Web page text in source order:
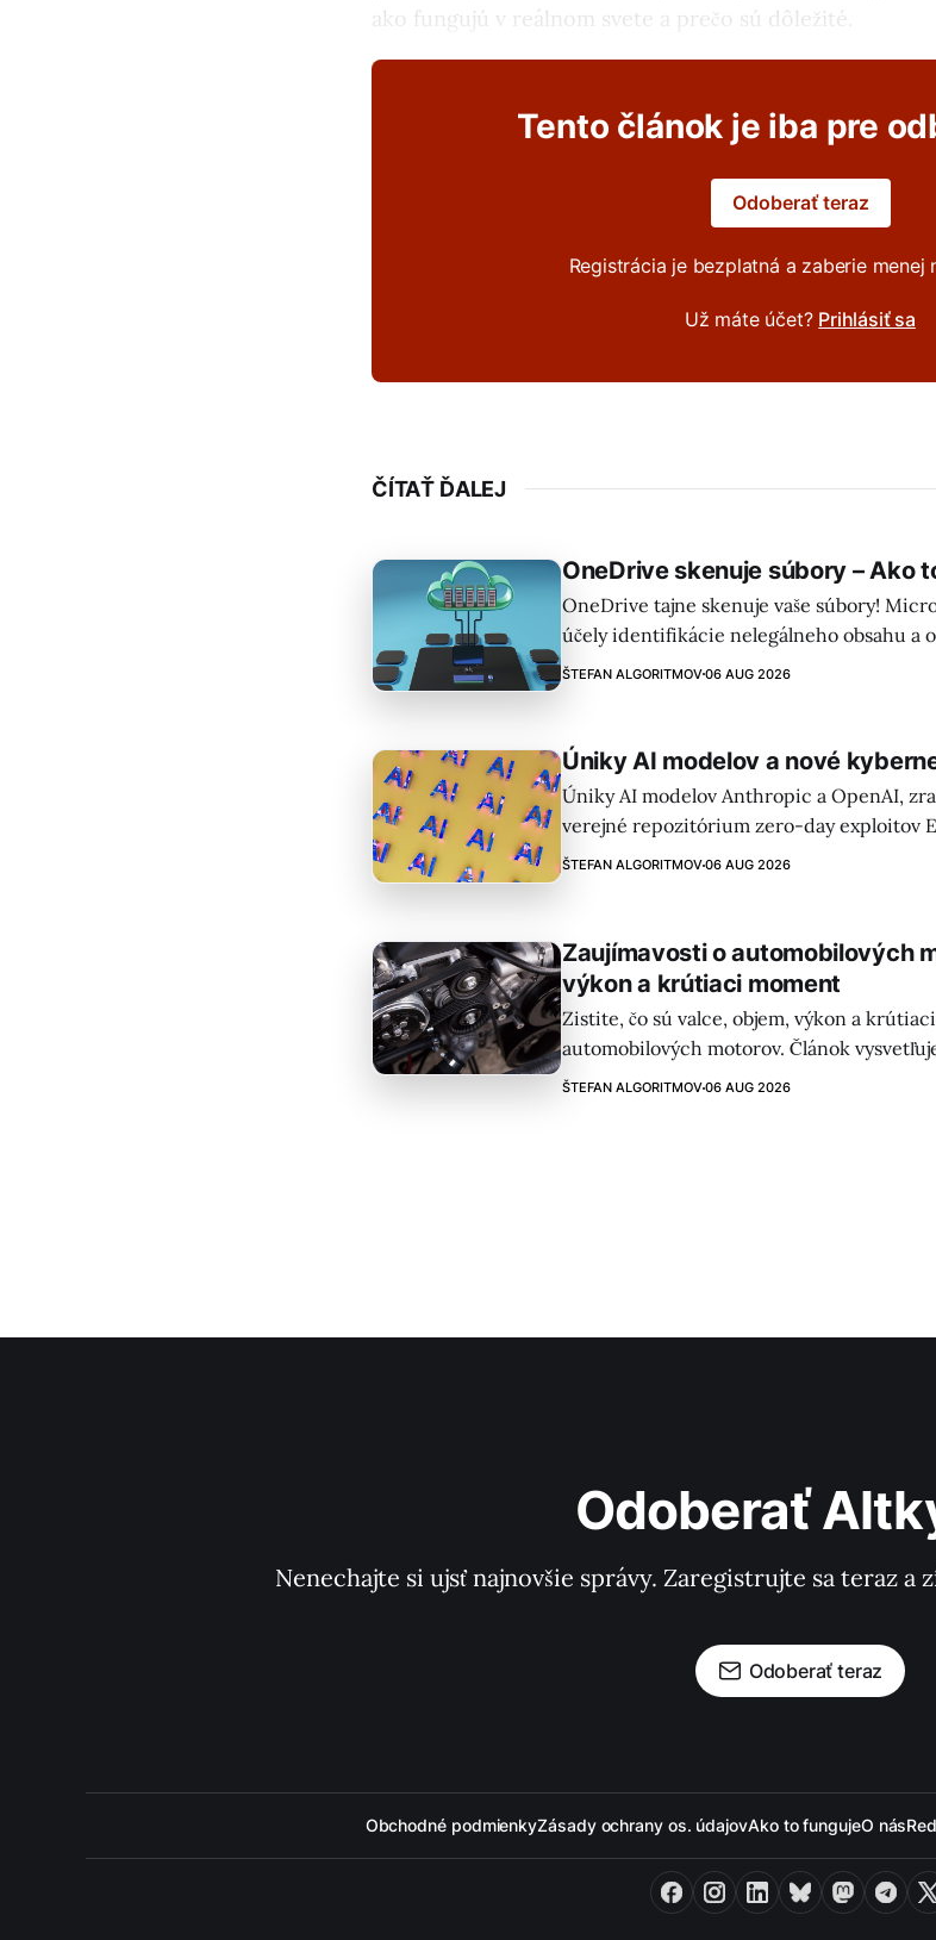
ako fungujú v reálnom svete a prečo sú dôležité.
Tento článok je iba pre
Odoberať teraz
Registrácia je bezplatná a zaberie menej
Už máte účet? Prihlásiť sa
ČÍTAŤ ĎALEJ
OneDrive skenuje súbory – Ako
OneDrive tajne skenuje vaše súbory!
účely identifikácie nelegálneho obsahu a
ako to zastaviť a získať späť kontrolu nad
ŠTEFAN ALGORITMOV06 AUG 2026
Úniky AI modelov a nové
Úniky AI modelov Anthropic a OpenAI,
verejné repozitórium zero-day exploitov
kybernetické hrozby. Organizácie musia
ŠTEFAN ALGORITMOV06 AUG 2026
Zaujímavosti o automobilových
výkon a krútiaci moment
Zistite, čo sú valce, objem, výkon a
automobilových motorov. Článok
inovácie ako Atkinsonov cyklus pre
ŠTEFAN ALGORITMOV06 AUG 2026
Odoberať
Nenechajte si ujsť najnovšie správy. Zaregistrujte sa teraz
Odoberať teraz
Obchodné podmienkyZásady ochrany os. údajovAko to fungujeO nás
FacebookInstagramLinkedInBlueskyMastodon